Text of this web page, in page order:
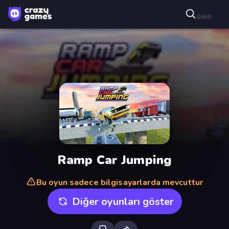
Ramp Car Jumping
Bu oyun sadece bilgisayarlarda mevcuttur
Diğer oyunları göster